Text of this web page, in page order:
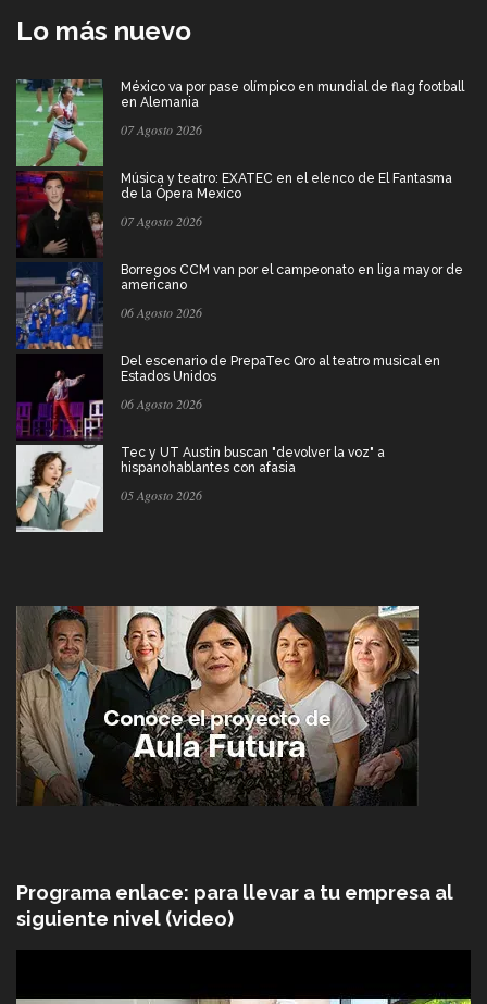
Lo más nuevo
México va por pase olímpico en mundial de flag football
en Alemania
07 Agosto 2026
Música y teatro: EXATEC en el elenco de El Fantasma
de la Ópera Mexico
07 Agosto 2026
Borregos CCM van por el campeonato en liga mayor de
americano
06 Agosto 2026
Del escenario de PrepaTec Qro al teatro musical en
Estados Unidos
06 Agosto 2026
Tec y UT Austin buscan "devolver la voz" a
hispanohablantes con afasia
05 Agosto 2026
Programa enlace: para llevar a tu empresa al
siguiente nivel (video)